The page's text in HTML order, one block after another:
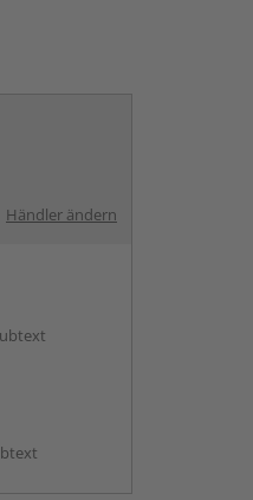
Händler ändern